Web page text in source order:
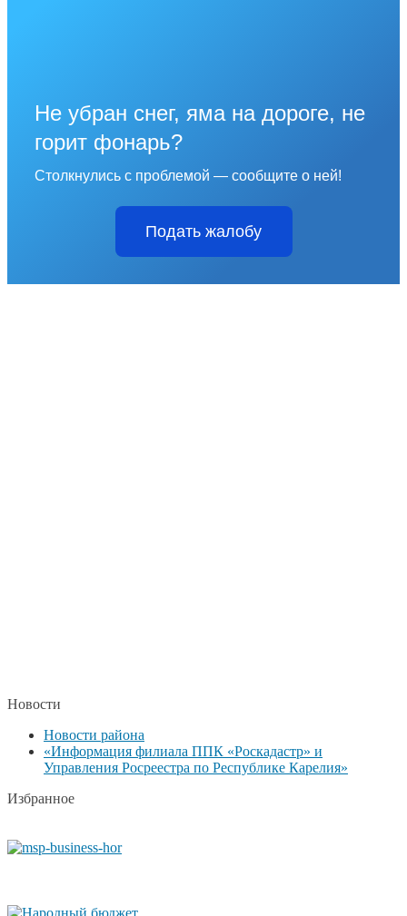
Не убран снег, яма на дороге, не
горит фонарь?
Столкнулись с проблемой — сообщите о ней!
Подать жалобу
Новости
Новости района
«Информация филиала ППК «Роскадастр» и
Управления Росреестра по Республике Карелия»
Избранное